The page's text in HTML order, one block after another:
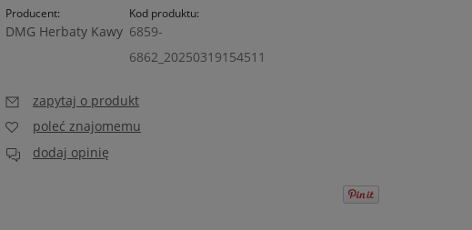
Producent:
DMG Herbaty Kawy
Kod produktu:
6859-
6862_20250319154511
zapytaj o produkt
poleć znajomemu
dodaj opinię